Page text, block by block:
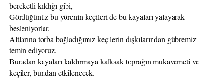
bereketli kıldığı gibi,
Gördüğünüz bu yörenin keçileri de bu kayaları yalayarak
besleniyorlar.
Altlarına torba bağladığımız keçilerin dışkılarından gübremizi
temin ediyoruz.
Buradan kayaları kaldırmaya kalksak toprağın mukavemeti ve
keçiler, bundan etkilenecek.